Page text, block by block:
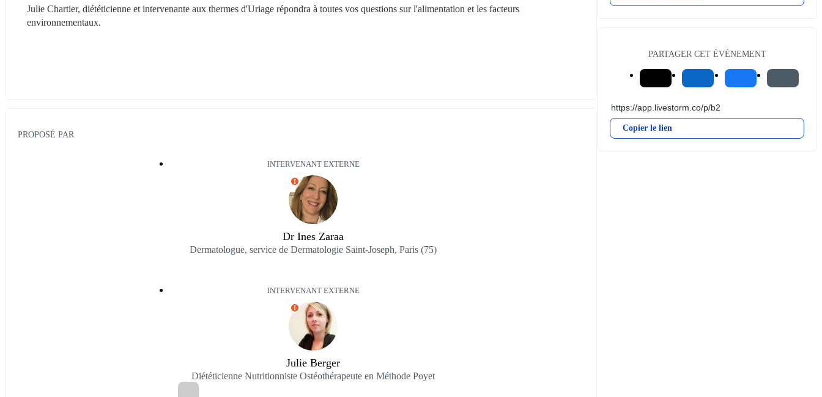
Julie Chartier, diététicienne et intervenante aux thermes d'Uriage répondra à toutes vos questions sur l'alimentation et les facteurs
environnementaux.
PROPOSÉ PAR
INTERVENANT EXTERNE
I
Dr Ines Zaraa
Dermatologue, service de Dermatologie Saint-Joseph, Paris (75)
INTERVENANT EXTERNE
I
Julie Berger
Diététicienne Nutritionniste Ostéothérapeute en Méthode Poyet
PARTAGER CET ÉVÉNEMENT
Copier le lien